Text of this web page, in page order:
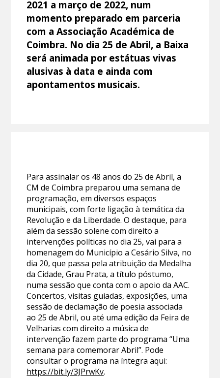
2021 a março de 2022, num
momento preparado em parceria
com a Associação Académica de
Coimbra. No dia 25 de Abril, a Baixa
será animada por estátuas vivas
alusivas à data e ainda com
apontamentos musicais.
Para assinalar os 48 anos do 25 de Abril, a
CM de Coimbra preparou uma semana de
programação, em diversos espaços
municipais, com forte ligação à temática da
Revolução e da Liberdade. O destaque, para
além da sessão solene com direito a
intervenções políticas no dia 25, vai para a
homenagem do Município a Cesário Silva, no
dia 20, que passa pela atribuição da Medalha
da Cidade, Grau Prata, a título póstumo,
numa sessão que conta com o apoio da AAC.
Concertos, visitas guiadas, exposições, uma
sessão de declamação de poesia associada
ao 25 de Abril, ou até uma edição da Feira de
Velharias com direito a música de
intervenção fazem parte do programa “Uma
semana para comemorar Abril”. Pode
consultar o programa na íntegra aqui:
https://bit.ly/3JPrwKv.